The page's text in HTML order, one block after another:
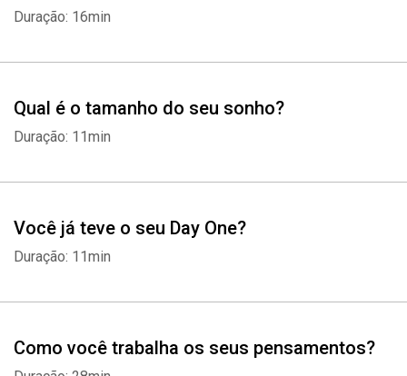
Duração: 16min
Qual é o tamanho do seu sonho?
Duração: 11min
Você já teve o seu Day One?
Duração: 11min
Como você trabalha os seus pensamentos?